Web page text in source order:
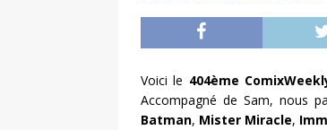
Voici le 404ème
Accompagné de Sam, nous
Batman, Mister Miracle,